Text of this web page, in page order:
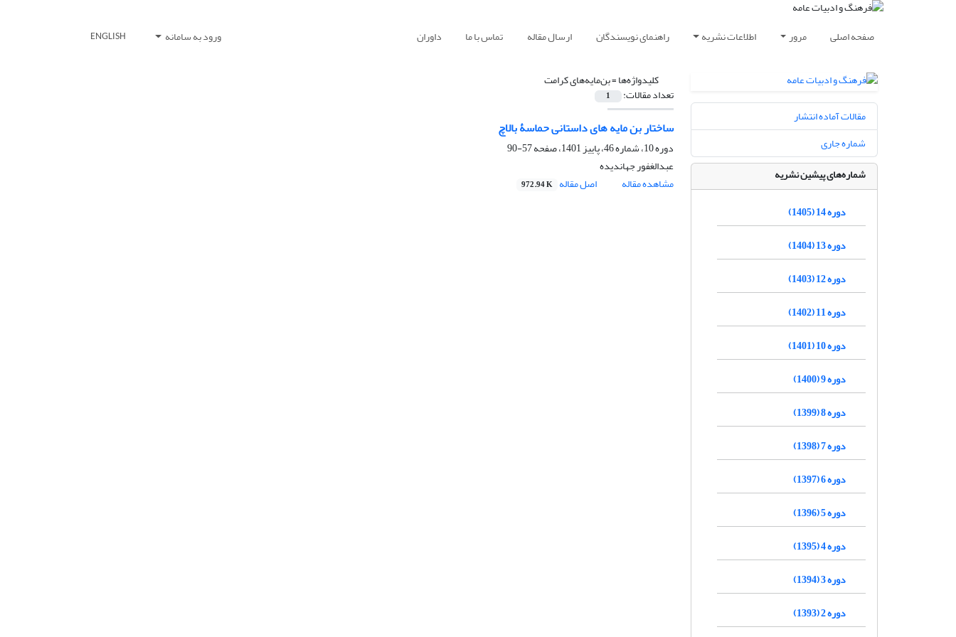
صفحه اصلی مرور اطلاعات نشریه راهنمای نویسندگان ارسال مقاله تماس با ما داوران ورود به سامانه ENGLISH
کلیدواژه‌ها =بن‌مایه‌های کرامت
تعداد مقالات: 1
ساختار بن مایه های داستانی حماسۀ بالاچ
دوره 10، شماره 46، پاییز 1401، صفحه
57-90
عبدالغفور جهاندیده
مشاهده مقاله
اصل مقاله 972.94 K
مقالات آماده انتشار
شماره جاری
شماره‌های پیشین نشریه
دوره 14 (1405)
دوره 13 (1404)
دوره 12 (1403)
دوره 11 (1402)
دوره 10 (1401)
دوره 9 (1400)
دوره 8 (1399)
دوره 7 (1398)
دوره 6 (1397)
دوره 5 (1396)
دوره 4 (1395)
دوره 3 (1394)
دوره 2 (1393)